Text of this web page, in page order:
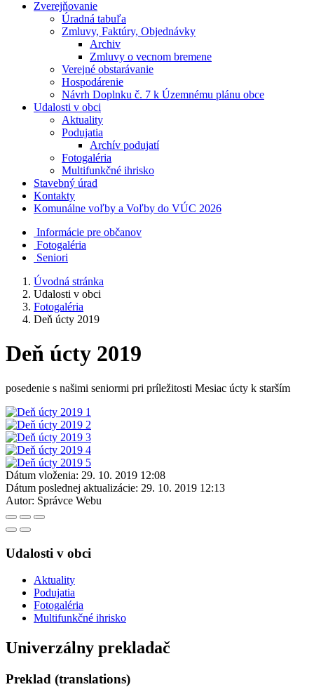
Zverejňovanie
Úradná tabuľa
Zmluvy, Faktúry, Objednávky
Archiv
Zmluvy o vecnom bremene
Verejné obstarávanie
Hospodárenie
Návrh Doplnku č. 7 k Územnému plánu obce
Udalosti v obci
Aktuality
Podujatia
Archív podujatí
Fotogaléria
Multifunkčné ihrisko
Stavebný úrad
Kontakty
Komunálne voľby a Voľby do VÚC 2026
Informácie pre občanov
Fotogaléria
Seniori
Úvodná stránka
Udalosti v obci
Fotogaléria
Deň úcty 2019
Deň úcty 2019
posedenie s našimi seniormi pri príležitosti Mesiac úcty k starším
Dátum vloženia: 29. 10. 2019 12:08
Dátum poslednej aktualizácie: 29. 10. 2019 12:13
Autor: Správce Webu
Udalosti v obci
Aktuality
Podujatia
Fotogaléria
Multifunkčné ihrisko
Univerzálny prekladač
Preklad (translations)